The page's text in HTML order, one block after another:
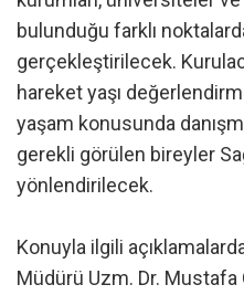
bulunduğu farklı
gerçekleştirilecek.
hareket yaşı
yaşam konusunda
gerekli görülen bireyler
yönlendirilecek.
Konuyla ilgili
Müdürü Uzm. Dr. Mustafa